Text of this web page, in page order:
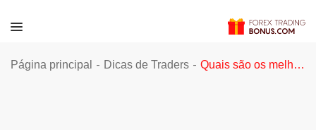
Página principal - Dicas de Traders - Quais são os melhores pares de moedas para negociar no Forex